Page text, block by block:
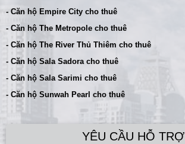
- Căn hộ Empire City cho thuê
- Căn hộ The Metropole cho thuê
- Căn hộ The River Thủ Thiêm cho thuê
- Căn hộ Sala Sadora cho thuê
- Căn hộ Sala Sarimi cho thuê
- Căn hộ Sunwah Pearl cho thuê
YÊU CẦU HỖ TRỢ